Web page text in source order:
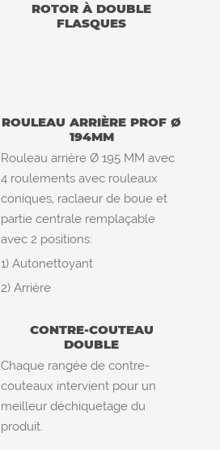
ROTOR À DOUBLE
FLASQUES
ROULEAU ARRIÈRE PROF Ø
194MM
Rouleau arrière Ø 195 MM avec
4 roulements avec rouleaux
coniques, raclaeur de boue et
partie centrale remplaçable
avec 2 positions:
1) Autonettoyant
2) Arrière
CONTRE-COUTEAU
DOUBLE
Chaque rangée de contre-
couteaux intervient pour un
meilleur déchiquetage du
produit.